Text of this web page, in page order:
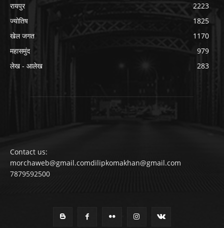
रायपुर
2223
ज्योतिष
1825
खेल जगत
1170
महासमुंद
979
लेख - आलेख
283
Contact us:
morchaweb@gmail.comdilipkomakhan@gmail.com
7879592500